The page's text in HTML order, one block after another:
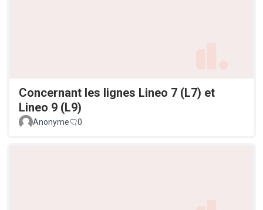
Concernant les lignes Lineo 7 (L7) et
Lineo 9 (L9)
Anonyme 0